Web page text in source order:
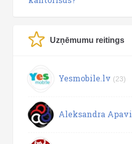
Uzņēmumu reitings
Yesmobile.lv (23)
Aleksandra Apavi